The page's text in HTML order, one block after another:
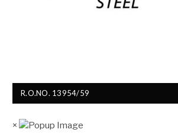
R.O.NO. 13954/59
×